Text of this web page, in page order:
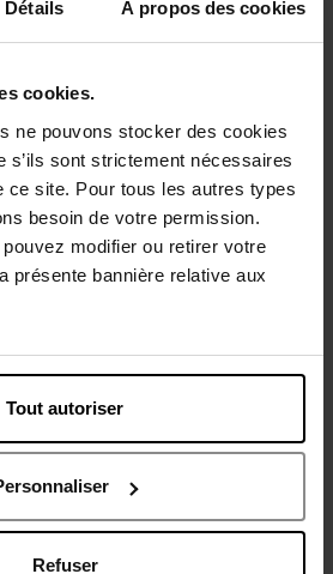
Détails À propos des cookies
cookies.
ne pouvons stocker des cookies
s’ils sont strictement nécessaires
ce site. Pour tous les autres types
besoin de votre permission.
modifier ou retirer votre
présente bannière relative aux
Tout autoriser
Refuser
CLARINS
BAUME BEAUTÉ ECLAIR
Soin Visage